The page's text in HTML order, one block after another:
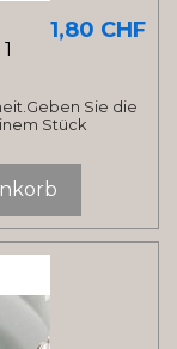
1,80 CHF
Sie die
Stück